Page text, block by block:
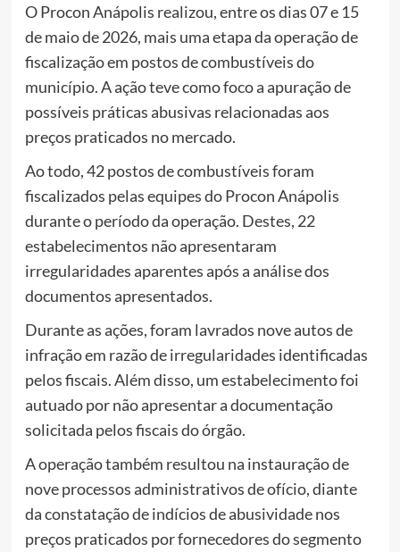
O Procon Anápolis realizou, entre os dias 07 e 15
de maio de 2026, mais uma etapa da operação de
fiscalização em postos de combustíveis do
município. A ação teve como foco a apuração de
possíveis práticas abusivas relacionadas aos
preços praticados no mercado.
Ao todo, 42 postos de combustíveis foram
fiscalizados pelas equipes do Procon Anápolis
durante o período da operação. Destes, 22
estabelecimentos não apresentaram
irregularidades aparentes após a análise dos
documentos apresentados.
Durante as ações, foram lavrados nove autos de
infração em razão de irregularidades identificadas
pelos fiscais. Além disso, um estabelecimento foi
autuado por não apresentar a documentação
solicitada pelos fiscais do órgão.
A operação também resultou na instauração de
nove processos administrativos de ofício, diante
da constatação de indícios de abusividade nos
preços praticados por fornecedores do segmento